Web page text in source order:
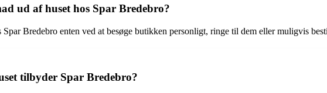
ud af huset hos Spar Bredebro?
Bredebro enten ved at besøge butikken personligt, ringe til dem eller muligvis
tilbyder Spar Bredebro?